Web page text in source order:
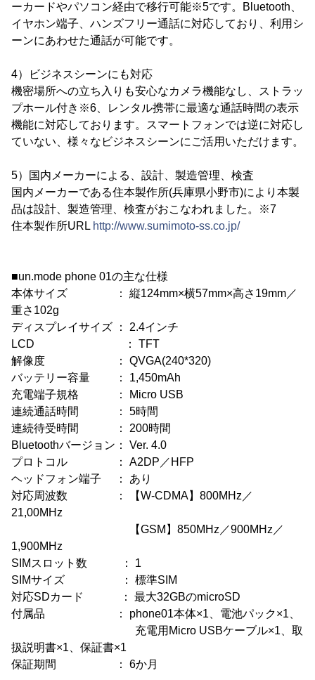
ーカードやパソコン経由で移行可能※5です。Bluetooth、
イヤホン端子、ハンズフリー通話に対応しており、利用シ
ーンにあわせた通話が可能です。
4）ビジネスシーンにも対応
機密場所への立ち入りも安心なカメラ機能なし、ストラッ
プホール付き※6、レンタル携帯に最適な通話時間の表示
機能に対応しております。スマートフォンでは逆に対応し
ていない、様々なビジネスシーンにご活用いただけます。
5）国内メーカーによる、設計、製造管理、検査
国内メーカーである住本製作所(兵庫県小野市)により本製
品は設計、製造管理、検査がおこなわれました。※7
住本製作所URL http://www.sumimoto-ss.co.jp/
■un.mode phone 01の主な仕様
本体サイズ ： 縦124mm×横57mm×高さ19mm／
重さ102g
ディスプレイサイズ ： 2.4インチ
LCD ： TFT
解像度 ： QVGA(240*320)
バッテリー容量 ： 1,450mAh
充電端子規格 ： Micro USB
連続通話時間 ： 5時間
連続待受時間 ： 200時間
Bluetoothバージョン： Ver. 4.0
プロトコル ： A2DP／HFP
ヘッドフォン端子 ： あり
対応周波数 ： 【W-CDMA】800MHz／
21,00MHz
【GSM】850MHz／900MHz／
1,900MHz
SIMスロット数 ： 1
SIMサイズ ： 標準SIM
対応SDカード ： 最大32GBのmicroSD
付属品 ： phone01本体×1、電池パック×1、
充電用Micro USBケーブル×1、取
扱説明書×1、保証書×1
保証期間 ： 6か月